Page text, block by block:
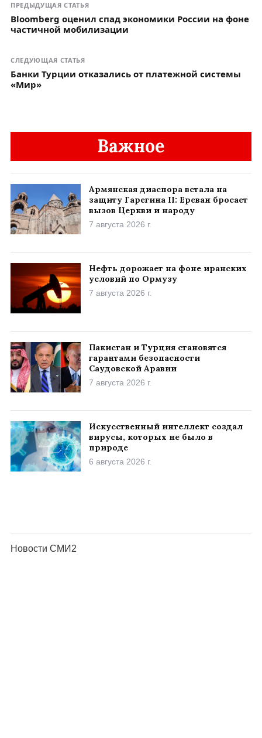
ПРЕДЫДУЩАЯ СТАТЬЯ
Bloomberg оценил спад экономики России на фоне
частичной мобилизации
СЛЕДУЮЩАЯ СТАТЬЯ
Банки Турции отказались от платежной системы
«Мир»
Важное
Армянская диаспора встала на
защиту Гарегина II: Ереван бросает
вызов Церкви и народу
7 августа 2026 г.
Нефть дорожает на фоне иранских
условий по Ормузу
7 августа 2026 г.
Пакистан и Турция становятся
гарантами безопасности
Саудовской Аравии
7 августа 2026 г.
Искусственный интеллект создал
вирусы, которых не было в
природе
6 августа 2026 г.